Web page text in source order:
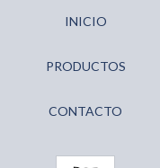
INICIO
PRODUCTOS
CONTACTO